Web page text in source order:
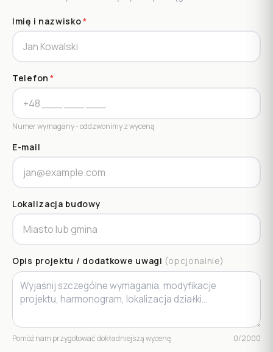
Imię i nazwisko*
Telefon *
Numer wymagany - oddzwonimy z wyceną
E-mail
Lokalizacja budowy
Opis projektu / dodatkowe uwagi (opcjonalnie)
Pomóż nam przygotować dokładniejszą wycenę 0/2000